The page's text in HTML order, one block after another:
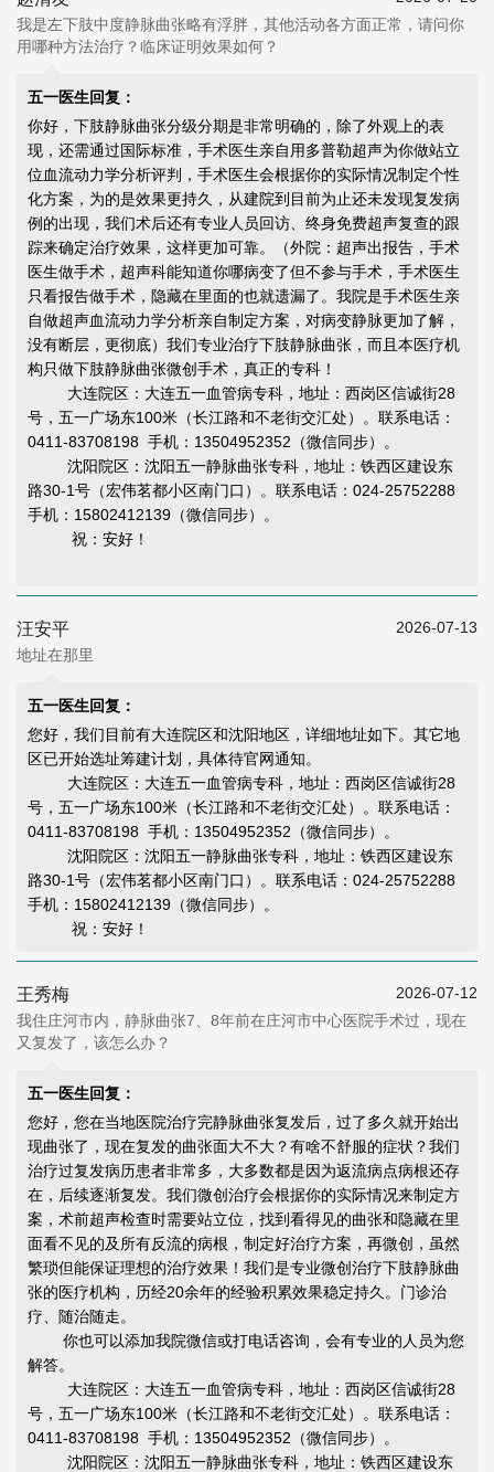
我是左下肢中度静脉曲张略有浮胖，其他活动各方面正常，请问你
用哪种方法治疗？临床证明效果如何？
五一医生回复：
你好，下肢静脉曲张分级分期是非常明确的，除了外观上的表
现，还需通过国际标准，手术医生亲自用多普勒超声为你做站立
位血流动力学分析评判，手术医生会根据你的实际情况制定个性
化方案，为的是效果更持久，从建院到目前为止还未发现复发病
例的出现，我们术后还有专业人员回访、终身免费超声复查的跟
踪来确定治疗效果，这样更加可靠。（外院：超声出报告，手术
医生做手术，超声科能知道你哪病变了但不参与手术，手术医生
只看报告做手术，隐藏在里面的也就遗漏了。我院是手术医生亲
自做超声血流动力学分析亲自制定方案，对病变静脉更加了解，
没有断层，更彻底）我们专业治疗下肢静脉曲张，而且本医疗机
构只做下肢静脉曲张微创手术，真正的专科！
大连院区：大连五一血管病专科，地址：西岗区信诚街28
号，五一广场东100米（长江路和不老街交汇处）。联系电话：
0411-83708198 手机：13504952352（微信同步）。
沈阳院区：沈阳五一静脉曲张专科，地址：铁西区建设东
路30-1号（宏伟茗都小区南门口）。联系电话：024-25752288
手机：15802412139（微信同步）。
祝：安好！
汪安平
2026-07-13
地址在那里
五一医生回复：
您好，我们目前有大连院区和沈阳地区，详细地址如下。其它地
区已开始选址筹建计划，具体待官网通知。
大连院区：大连五一血管病专科，地址：西岗区信诚街28
号，五一广场东100米（长江路和不老街交汇处）。联系电话：
0411-83708198 手机：13504952352（微信同步）。
沈阳院区：沈阳五一静脉曲张专科，地址：铁西区建设东
路30-1号（宏伟茗都小区南门口）。联系电话：024-25752288
手机：15802412139（微信同步）。
祝：安好！
王秀梅
2026-07-12
我住庄河市内，静脉曲张7、8年前在庄河市中心医院手术过，现在
又复发了，该怎么办？
五一医生回复：
您好，您在当地医院治疗完静脉曲张复发后，过了多久就开始出
现曲张了，现在复发的曲张面大不大？有啥不舒服的症状？我们
治疗过复发病历患者非常多，大多数都是因为返流病点病根还存
在，后续逐渐复发。我们微创治疗会根据你的实际情况来制定方
案，术前超声检查时需要站立位，找到看得见的曲张和隐藏在里
面看不见的及所有反流的病根，制定好治疗方案，再微创，虽然
繁琐但能保证理想的治疗效果 ！我们是专业微创治疗下肢静脉曲
张的医疗机构，历经20余年的经验积累效果稳定持久。门诊治
疗、随治随走。
你也可以添加我院微信或打电话咨询，会有专业的人员为您
解答。
大连院区：大连五一血管病专科，地址：西岗区信诚街28
号，五一广场东100米（长江路和不老街交汇处）。联系电话：
0411-83708198 手机：13504952352（微信同步）。
沈阳院区：沈阳五一静脉曲张专科，地址：铁西区建设东